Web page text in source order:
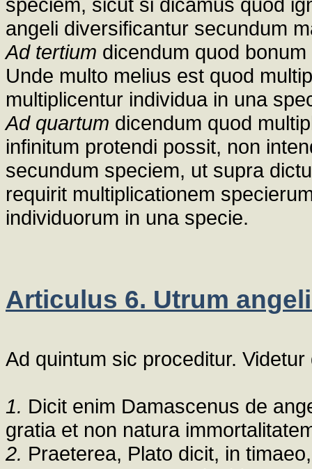
angeli diversificantur secundum
Ad tertium dicendum quod
Unde multo melius est quod
multiplicentur individua in una
Ad quartum dicendum quod
infinitum protendi possit, non
secundum speciem, ut supra
requirit multiplicationem
individuorum in una specie.
Articulus 6. Utrum
Ad quintum sic proceditur.
1. Dicit enim Damascenus de
gratia et non natura
2. Praeterea, Plato dicit, in